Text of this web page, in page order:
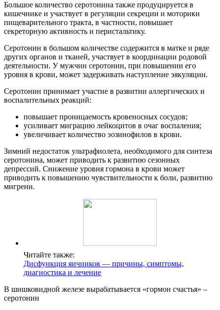
Большое количество серотонина также продуцируется в
кишечнике и участвует в регуляции секреции и моторики
пищеварительного тракта, в частности, повышает
секреторную активность и перистальтику.
Серотонин в большом количестве содержится в матке и ряде
других органов и тканей, участвует в координации родовой
деятельности. У мужчин серотонин, при повышении его
уровня в крови, может задерживать наступление эякуляции.
Серотонин принимает участие в развитии аллергических и
воспалительных реакций:
повышает проницаемость кровеносных сосудов;
усиливает миграцию лейкоцитов в очаг воспаления;
увеличивает количество эозинофилов в крови.
Зимний недостаток ультрафиолета, необходимого для синтеза
серотонина, может приводить к развитию сезонных
депрессий. Снижение уровня гормона в крови может
приводить к повышению чувствительности к боли, развитию
мигрени.
Читайте также:
Дисфункция яичников — причины, симптомы,
диагностика и лечение
В шишковидной железе вырабатывается «гормон счастья» –
серотонин